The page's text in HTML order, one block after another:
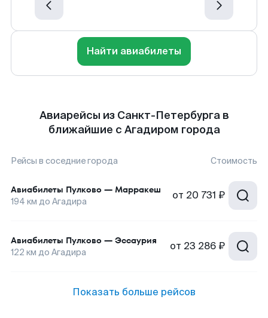
Найти авиабилеты
Авиарейсы из Санкт-Петербурга в
ближайшие с Агадиром города
Рейсы в соседние города Стоимость
Авиабилеты Пулково — Марракеш
194 км до Агадира от 20 731 ₽
Авиабилеты Пулково — Эссаурия
122 км до Агадира от 23 286 ₽
Показать больше рейсов